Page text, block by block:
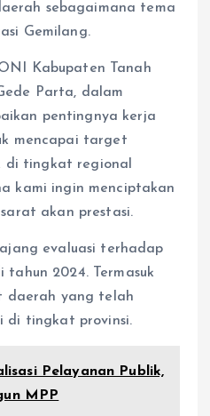
sebagaimana tema
Gemilang.
Kabupaten Tanah
Parta, dalam
pentingnya kerja
mencapai target
di tingkat regional
kami ingin menciptakan
akan prestasi.
evaluasi terhadap
2024. Termasuk
daerah yang telah
di tingkat provinsi.
Pelayanan Publik,
MPP